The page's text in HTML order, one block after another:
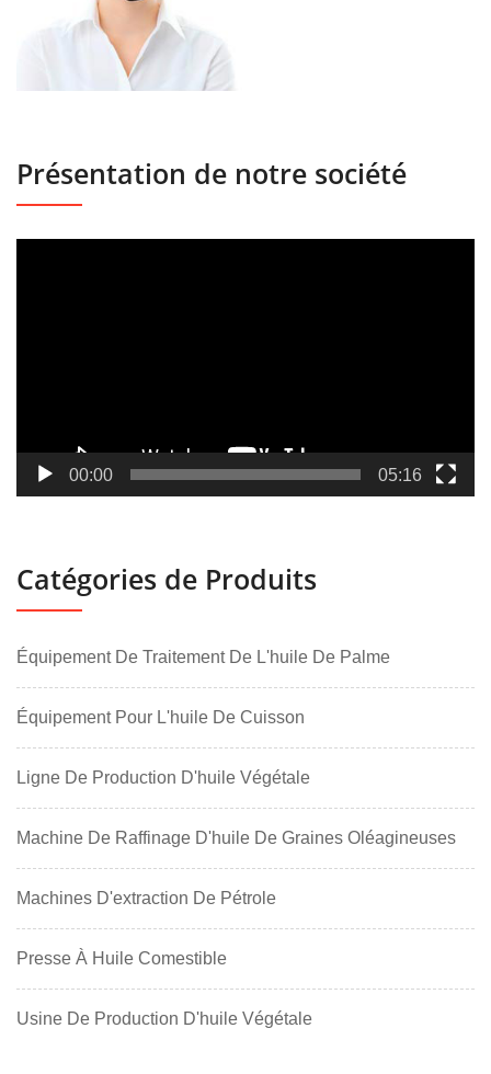
Présentation de notre société
00:00 05:16
Catégories de Produits
Équipement De Traitement De L'huile De Palme
Équipement Pour L'huile De Cuisson
Ligne De Production D'huile Végétale
Machine De Raffinage D'huile De Graines Oléagineuses
Machines D'extraction De Pétrole
Presse À Huile Comestible
Usine De Production D'huile Végétale